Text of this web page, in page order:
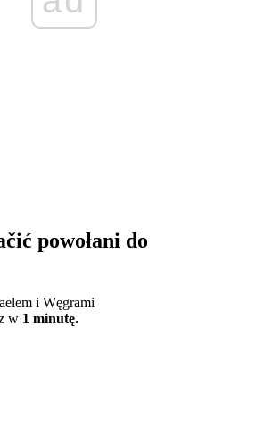
powołani do
i Węgrami
w 1 minutę.